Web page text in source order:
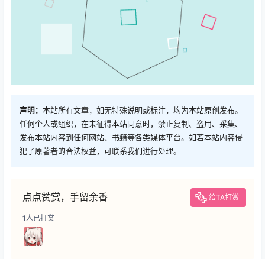
声明： 本站所有文章，如无特殊说明或标注，均为本站原创发布。
任何个人或组织，在未征得本站同意时，禁止复制、盗用、采集、
发布本站内容到任何网站、书籍等各类媒体平台。如若本站内容侵
犯了原著者的合法权益，可联系我们进行处理。
点点赞赏，手留余香 给TA打赏
1人已打赏